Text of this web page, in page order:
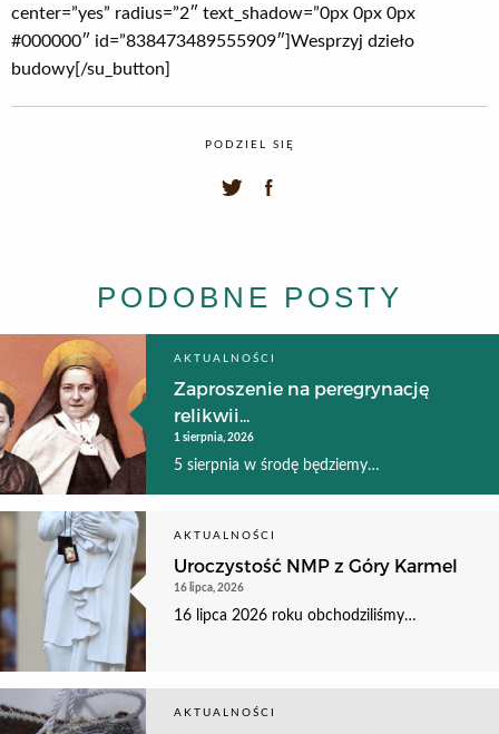
center=”yes” radius=”2″ text_shadow=”0px 0px 0px
#000000″ id=”838473489555909″]Wesprzyj dzieło
budowy[/su_button]
PODZIEL SIĘ
PODOBNE POSTY
AKTUALNOŚCI
Zaproszenie na peregrynację
relikwii...
1 sierpnia, 2026
5 sierpnia w środę będziemy…
AKTUALNOŚCI
Uroczystość NMP z Góry Karmel
16 lipca, 2026
16 lipca 2026 roku obchodziliśmy…
AKTUALNOŚCI